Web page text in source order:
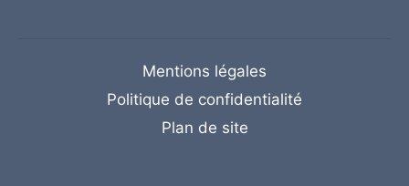
Mentions légales
Politique de confidentialité
Plan de site